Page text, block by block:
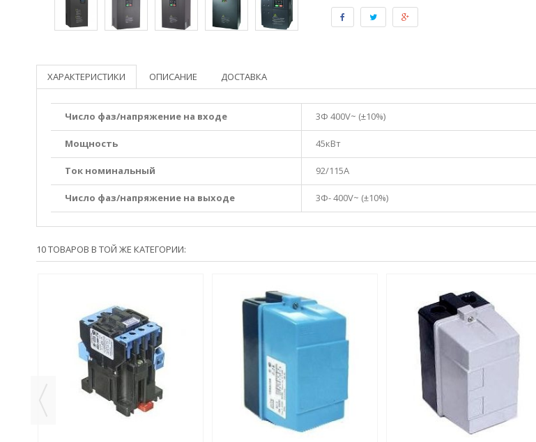
ХАРАКТЕРИСТИКИ ОПИСАНИЕ ДОСТАВКА
Число фаз/напряжение на входе 3Ф 400V~ (±10%)
Мощность 45кВт
Ток номинальный 92/115A
Число фаз/напряжение на выходе 3Ф- 400V~ (±10%)
10 ТОВАРОВ В ТОЙ ЖЕ КАТЕГОРИИ: